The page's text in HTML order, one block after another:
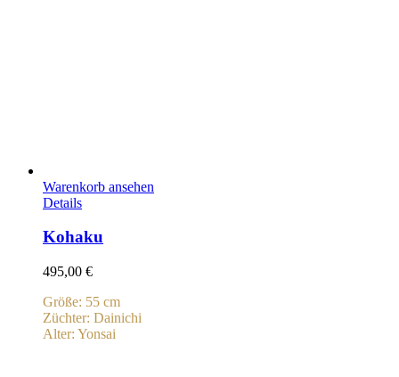
Warenkorb ansehen
Details
Kohaku
495,00 €
Größe: 55 cm
Züchter: Dainichi
Alter: Yonsai